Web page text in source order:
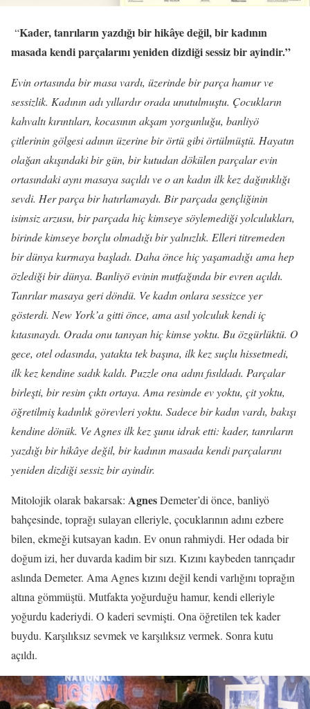
“Kader, tanrıların yazdığı bir hikâye değil, bir kadının
masada kendi parçalarını yeniden dizdiği sessiz bir ayindir.”
Evin ortasında bir masa vardı, üzerinde bir parça hamur ve
sessizlik. Kadının adı yıllardır orada unutulmuştu. Çocukların
kahvaltı kırıntıları, kocasının akşam yorgunluğu, banliyö
çitlerinin gölgesi adının üzerine bir örtü gibi örtülmüştü. Hayatın
olağan akışındaki bir gün, bir kutudan dökülen parçalar evin
ortasındaki aynı masaya saçıldı ve o an kadın ilk kez dağınıklığı
sevdi. Her parça bir hatırlamaydı. Bir parçada gençliğinin
isimsiz arzusu, bir parçada hiç kimseye söylemediği yolculukları,
birinde kimseye borçlu olmadığı bir yalnızlık. Elleri titremeden
bir dünya kurmaya başladı. Daha önce hiç yaşamadığı ama hep
özlediği bir dünya. Banliyö evinin mutfağında bir evren açıldı.
Tanrılar masaya geri döndü. Ve kadın onlara sessizce yer
gösterdi. New York’a gitti önce, ama asıl yolculuk kendi iç
kıtasınaydı. Orada onu tanıyan hiç kimse yoktu. Bu özgürlüktü. O
gece, otel odasında, yatakta tek başına, ilk kez suçlu hissetmedi,
ilk kez kendine sadık kaldı. Puzzle ona adını fısıldadı. Parçalar
birleşti, bir resim çıktı ortaya. Ama resimde ev yoktu, çit yoktu,
öğretilmiş kadınlık görevleri yoktu. Sadece bir kadın vardı, bakışı
kendine dönük. Ve Agnes ilk kez şunu idrak etti: kader, tanrıların
yazdığı bir hikâye değil, bir kadının masada kendi parçalarını
yeniden dizdiği sessiz bir ayindir.
Mitolojik olarak bakarsak: AgnesDemeter’di önce, banliyö
bahçesinde, toprağı sulayan elleriyle, çocuklarının adını ezbere
bilen, ekmeği kutsayan kadın. Ev onun rahmiydi. Her odada bir
doğum izi, her duvarda kadim bir sızı. Kızını kaybeden tanrıçadır
aslında Demeter. Ama Agnes kızını değil kendi varlığını toprağın
altına gömmüştü. Mutfakta yoğurduğu hamur, kendi elleriyle
yoğurdu kaderiydi. O kaderi sevmişti. Ona öğretilen tek kader
buydu. Karşılıksız sevmek ve karşılıksız vermek. Sonra kutu
açıldı.